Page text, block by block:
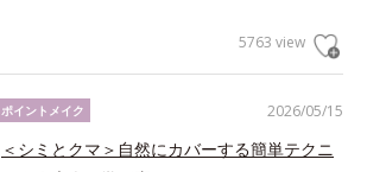
5763 view
2026/05/15
ポイントメイク
＜シミとクマ＞自然にカバーする簡単テクニ